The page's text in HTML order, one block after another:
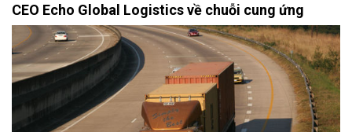
CEO Echo Global Logistics về chuỗi cung ứng